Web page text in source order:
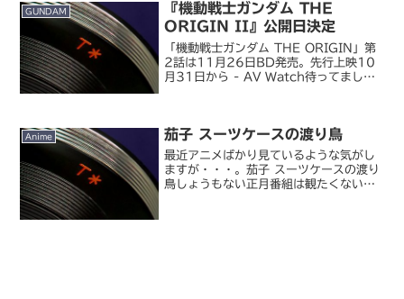
GUNDAM
『機動戦士ガンダム THE
ORIGIN II』公開日決定
「機動戦士ガンダム THE ORIGIN」第
2話は11月26日BD発売。先行上映10
月31日から - AV Watch待ってまし
Anime 茄子 スーツケースの渡り鳥
最近アニメばかり見ているような気がし
ますが・・・。茄子 スーツケースの渡り
鳥しょうもない正月番組は観たくないの